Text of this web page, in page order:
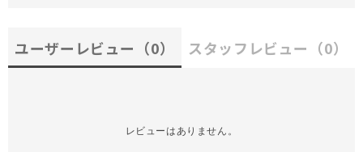
ユーザーレビュー （0） スタッフレビュー （0）
レビューはありません。